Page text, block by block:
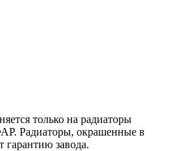
только на радиаторы
Радиаторы, окрашенные в
гарантию завода.